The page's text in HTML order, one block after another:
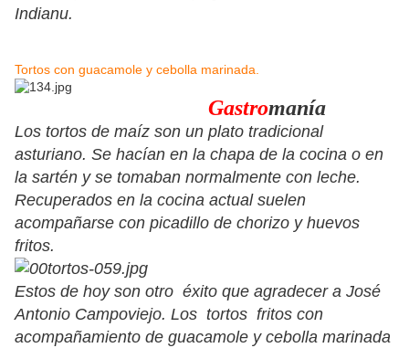
Indianu.
Tortos con guacamole y cebolla marinada.
Gastromanía
Los tortos de maíz son un plato tradicional
asturiano. Se hacían en la chapa de la cocina o en
la sartén y se tomaban normalmente con leche.
Recuperados en la cocina actual suelen
acompañarse con picadillo de chorizo y huevos
fritos.
Estos de hoy son otro éxito que agradecer a José
Antonio Campoviejo. Los tortos fritos con
acompañamiento de guacamole y cebolla marinada